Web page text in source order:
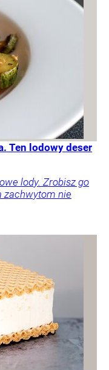
Ten lodowy deser
lody. Zrobisz go
zachwytom nie